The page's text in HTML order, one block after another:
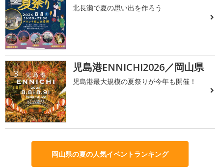
北長瀬で夏の思い出を作ろう
3 児島港ENNICHI2026／岡山県
児島港最大規模の夏祭りが今年も開催！
岡山県の夏の人気イベントランキング